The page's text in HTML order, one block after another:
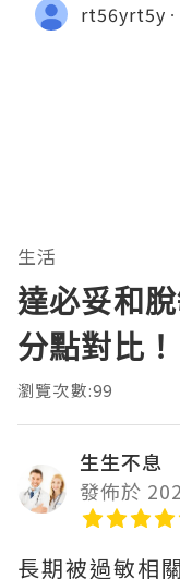
rt56yrt5y
生活
達必妥和
分點對比！
瀏覽次數:99
生生不息
發佈於
長期被過敏相